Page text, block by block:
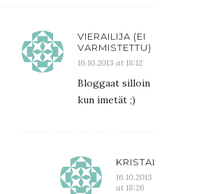
VIERAILIJA (EI
VARMISTETTU)
16.10.2013 at 18:12
Bloggaat silloin
kun imetät ;)
KRISTALIINA
16.10.2013
at 18:26